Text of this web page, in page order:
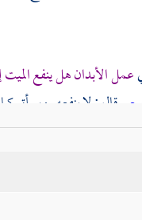
عمل الأبدان هل ينفع الميت
قال : لا ينفعه . وسيأتي